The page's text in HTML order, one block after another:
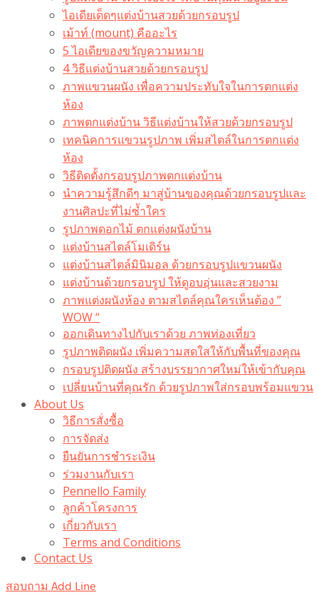
ไอเดียเด็ดๆแต่งบ้านสวยด้วยกรอบรูป
เม้าท์ (mount) คืออะไร​
5 ไอเดียของขวัญความหมาย
4 วิธีแต่งบ้านสวยด้วยกรอบรูป
ภาพแขวนผนัง เพื่อความประทับใจในการตกแต่ง
ห้อง
ภาพตกแต่งบ้าน วิธีแต่งบ้านให้สวยด้วยกรอบรูป
เทคนิคการแขวนรูปภาพ เพิ่มสไตล์ในการตกแต่ง
ห้อง
วิธีติดตั้งกรอบรูปภาพตกแต่งบ้าน
นำความรู้สึกดีๆ มาสู่บ้านของคุณด้วยกรอบรูปและ
งานศิลปะที่ไม่ซ้ำใคร
รูปภาพดอกไม้ ตกแต่งผนังบ้าน
แต่งบ้านสไตล์โมเดิร์น
แต่งบ้านสไตล์มินิมอล ด้วยกรอบรูปแขวนผนัง
แต่งบ้านด้วยกรอบรูป ให้ดูอบอุ่นและสวยงาม
ภาพแต่งผนังห้อง ตามสไตล์คุณใครเห็นต้อง ”
WOW “
ออกเดินทางไปกับเราด้วย ภาพท่องเที่ยว
รูปภาพติดผนัง เพิ่มความสดใสให้กับพื้นที่ของคุณ
กรอบรูปติดผนัง สร้างบรรยากาศใหม่ให้เข้ากับคุณ
เปลี่ยนบ้านที่คุณรัก ด้วยรูปภาพใส่กรอบพร้อมแขวน​
About Us
วิธีการสั่งซื้อ
การจัดส่ง
ยืนยันการชำระเงิน
ร่วมงานกับเรา
Pennello Family
ลูกค้าโครงการ
เกี่ยวกับเรา
Terms and Conditions
Contact Us
สอบถาม Add Line